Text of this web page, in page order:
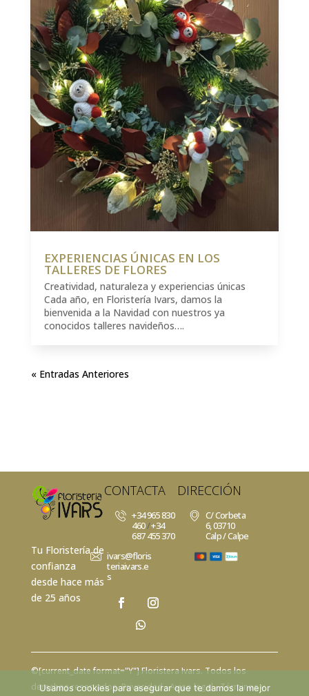
EXPERIENCIAS ÚNICAS EN LOS
TALLERES DE FLORES
Creatividad, naturaleza y experiencias únicas
Cada año, en Floristería Ivars, damos la
bienvenida a la Navidad con nuestros ya
conocidos talleres navideños….
« Entradas Anteriores
Tu Floristería de
confianza
desde hace más
de 25 años
CONTACTA
+34 965 830
460/+34
687 455 370
ivars@floris
teriaivars.e
s
DIRECCIÓN
C/ Corbeta
6, 03710
Calp / Calpe
©[current_date format="Y"] Floristera Ivars. Todos los
derechos reservados.Privacidad- Aviso legal -Términos y
Usamos cookies para asegurar que te damos la mejor